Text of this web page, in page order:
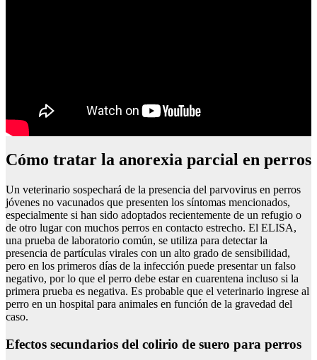
Cómo tratar la anorexia parcial en perros
Un veterinario sospechará de la presencia del parvovirus en perros
jóvenes no vacunados que presenten los síntomas mencionados,
especialmente si han sido adoptados recientemente de un refugio o
de otro lugar con muchos perros en contacto estrecho. El ELISA,
una prueba de laboratorio común, se utiliza para detectar la
presencia de partículas virales con un alto grado de sensibilidad,
pero en los primeros días de la infección puede presentar un falso
negativo, por lo que el perro debe estar en cuarentena incluso si la
primera prueba es negativa. Es probable que el veterinario ingrese al
perro en un hospital para animales en función de la gravedad del
caso.
Efectos secundarios del colirio de suero para perros